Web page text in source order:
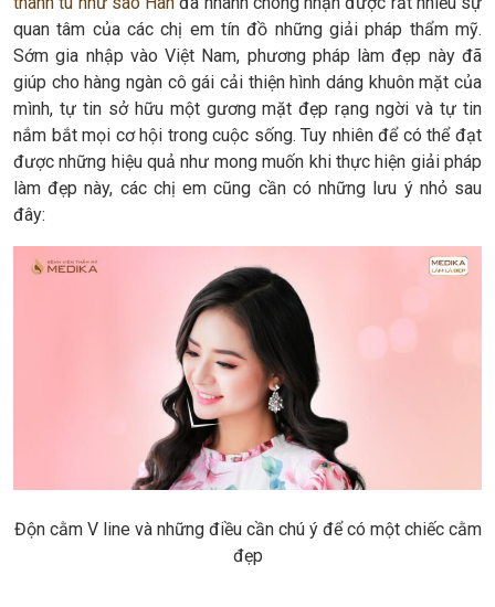
quan tâm của các chị em tín đồ những giải pháp thẩm mỹ.
Sớm gia nhập vào Việt Nam, phương pháp làm đẹp này đã
giúp cho hàng ngàn cô gái cải thiện hình dáng khuôn mặt của
mình, tự tin sở hữu một gương mặt đẹp rạng ngời và tự tin
nắm bắt mọi cơ hội trong cuộc sống. Tuy nhiên để có thể đạt
được những hiệu quả như mong muốn khi thực hiện giải pháp
làm đẹp này, các chị em cũng cần có những lưu ý nhỏ sau
đây:
Độn cằm V line và những điều cần chú ý để có một chiếc cằm
đẹp